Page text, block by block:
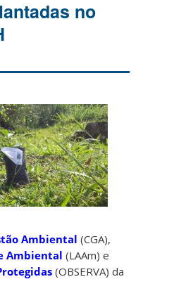
no
Ambiental (CGA),
Ambiental (LAAm) e
(OBSERVA) da